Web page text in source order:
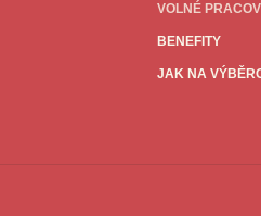
VOLNÉ
BENEFITY
JAK NA